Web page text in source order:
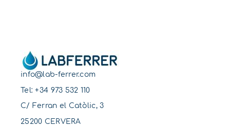
info@lab-ferrer.com
Tel:+34 973 532 110
C/ Ferran el Catòlic, 3
25200 CERVERA